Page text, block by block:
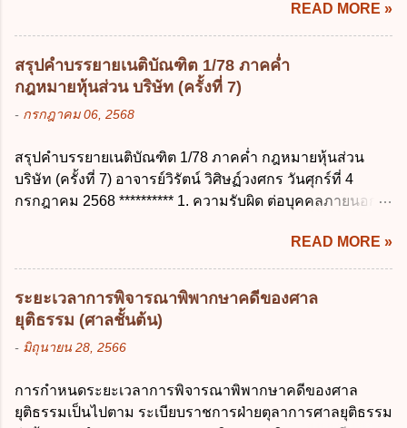
รัฐมนตรี ว่าด้วยการลาของข้าราชการ พ.ศ.
2555 กำหนดให้ข้าราชการที่รับราชการติดต่อ
กันมาแล้วไม่น้อยกว่า 10 ปี มีสิทธินำวันลาพัก
ผ่อนสะสมรวมกับวันลาพักผ่อนในปีปัจจุบันได้
15 การลาติดตามคู่สมรส ต้องมีระยะเวลาไม่
เกินกำหนดในข้อใดเพื่อมิให้มีผลเป็นการลา
ออกจากราชการ ก. ไม่เกิน 2 ปี ข. ไม่เกิน 3...
การประมวลผลข้อมูลส่วนบุคคล ข้อ 42 ผู้
ควบคุมข้อมูลส่วนบุคคลต้องแก้ไขข้อมูลส่วน
บุคคลตามหลักการข้อใด ก. ถูกต้อง เป็น
ปัจจุบัน ข. สมบูรณ์ ค. ไม่ก่อให้เกิดความ
เข้าใจผิด ง. ถูกทุกข้อ ข้อ 43 มาตรการทาง
กฎหมายคุ้มครองข้อมูลส่วนบุคคล ในกรณีผู้
ข้อมูลส่วนบุคคลให้ถูกต้อง ก. ร้องทุกข์ ข. ร้อง
เรียน ค. อุทธรณ์ ง. ฟ้องร้อง ข้อ 44 หลักการ
สำคัญของสิทธิในการลบข้อมูลส่วนบุคคล คือ
ลบข้อมูลส่วนบุคคล ข. ขอให้ทำลายข้อมูล
ส่วนบุคคล ค. ทำให้ข้อมูลส่วนบุคคลไม่
สามารถระบุถึงตนได้ ง. ถูกทุกข้อ ข้อ 45
เงื่อนไข ในการใช้สิทธิลบข้อมูลส่วนบุคคล ข้อ
ส่วนบุคคลที่ไม่สมบูรณ์ ค. เจ้าของข้อมูลส่วน
บุคคลถอนความยินยอมในการเก็บรวบรวม
ใช้หรือเปิดเผยข้อมูลส่วนบุคคล ง. ข้อมูลส่วน
READ MORE »
สรุปคำบรรยายเนติบัณฑิต 1/78 ภาคค่ำ
กฎหมายหุ้นส่วน บริษัท (ครั้งที่ 7)
- กรกฎาคม 06, 2568
สรุปคำบรรยายเนติบัณฑิต 1/78 ภาคค่ำ กฎหมายหุ้นส่วน
บริษัท (ครั้งที่ 7) อาจารย์วิรัตน์ วิศิษฏ์วงศกร วันศุกร์ที่ 4
กรกฎาคม 2568 ********** 1. ความรับผิด ต่อบุคคลภายนอก
คนใดคนหนึ่งได้จัดทำไปในทางที่เป็น ธรรมดาการค้าขาย
ของห้างหุ้นส่วน ม.1050 , 1025 โดยพิจารณาตามสภาพแห่ง
กิจการ การงานของห้าง และประเพณีทางการค้า -หุ้นส่วน
ต้องจัดการในนามของห้าง ไม่ว่าจะมีมูลเหตุจูงใจเพราะทุจริต
หรือมีอำนาจจัดการหรือไม่ก็ตาม จึงเป็นไปตามหลักกฎหมาย
ปิดปากหุ้นส่วนคนอื่น และหลักลูกหนี้ร่วมตามม.291 เพื่อ
เกิดมูลหนี้ใดก็ตาม รวมถึงมูลละเมิด 1.1) กรณีห้างหุ้นส่วน
สามัญจดทะเบียน เมื่อห้าง ผิดนัด ชำระหนี้ เจ้าหนี้ของห้างฯ
READ MORE »
ระยะเวลาการพิจารณาพิพากษาคดีของศาล
ยุติธรรม (ศาลชั้นต้น)
- มิถุนายน 28, 2566
การกำหนดระยะเวลาการพิจารณาพิพากษาคดีของศาล
ยุติธรรมเป็นไปตาม ระเบียบราชการฝ่ายตุลาการศาลยุติธรรม